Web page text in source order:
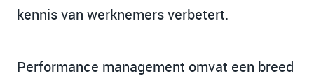
kennis van werknemers verbetert.
Performance management omvat een breed